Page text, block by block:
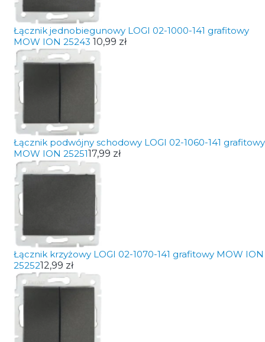
Łącznik jednobiegunowy LOGI 02-1000-141 grafitowy
MOW ION 25243 10,99 zł
Łącznik podwójny schodowy LOGI 02-1060-141 grafitowy
MOW ION 2525117,99 zł
Łącznik krzyżowy LOGI 02-1070-141 grafitowy MOW ION
2525212,99 zł